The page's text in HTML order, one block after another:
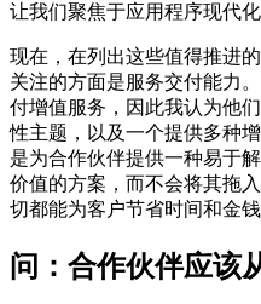
让我们聚焦于应用程序现代化
现在，在列出这些值得推进
关注的方面是服务交付能力
付增值服务，因此我认为他
性主题，以及一个提供多种
是为合作伙伴提供一种易于
价值的方案，而不会将其拖
切都能为客户节省时间和金钱
问： 合作伙伴应该